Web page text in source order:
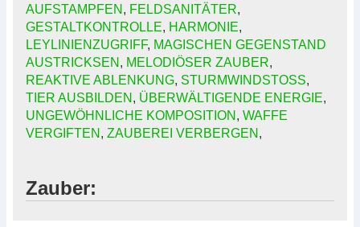
AUFSTAMPFEN , FELDSANITÄTER,
GESTALTKONTROLLE, HARMONIE,
LEYLINIENZUGRIFF, MAGISCHEN GEGENSTAND
AUSTRICKSEN , MELODIÖSER ZAUBER,
REAKTIVE ABLENKUNG, STURMWINDSTOSS,
TIER AUSBILDEN , ÜBERWÄLTIGENDE ENERGIE,
UNGEWÖHNLICHE KOMPOSITION , WAFFE
VERGIFTEN , ZAUBEREI VERBERGEN ,
Zauber: